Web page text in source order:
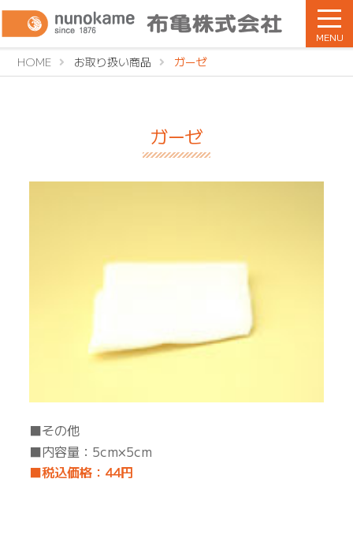
MENU
HOME お取り扱い商品 ガーゼ
ガーゼ
■その他
■内容量：5cm×5cm
■税込価格：44円